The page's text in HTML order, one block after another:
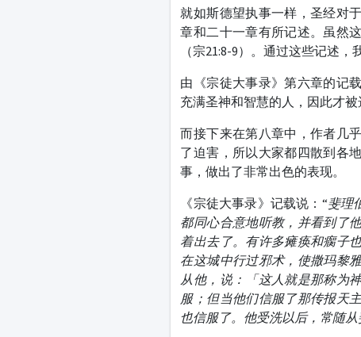
就如斯德望执事一样，圣经对
章和二十一章有所记述。虽然
（宗21:8-9）。通过这些记述
由《宗徒大事录》第六章的记
充满圣神和智慧的人，因此才
而接下来在第八章中，作者几
了迫害，所以大家都四散到各
事，做出了非常出色的表现。
《宗徒大事录》记载说：“斐理
都同心合意地听教，并看到了
着出去了。有许多瘫痪和瘸子
在这城中行过邪术，使撒玛黎
从他，说：「这人就是那称为
服；但当他们信服了那传报天
也信服了。他受洗以后，常随